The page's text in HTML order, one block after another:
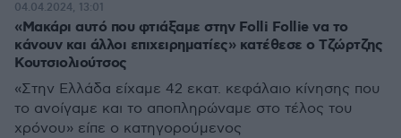
«Μακάρι αυτό που φτιάξαμε στην Folli Follie να το
κάνουν και άλλοι επιχειρηματίες» κατέθεσε ο Τζώρτζης
Κουτσιολιούτσος
«Στην Ελλάδα είχαμε 42 εκατ. κεφάλαιο κίνησης που
το ανοίγαμε και το αποπληρώναμε στο τέλος του
χρόνου» είπε ο κατηγορούμενος
04.04.2024, 13:01